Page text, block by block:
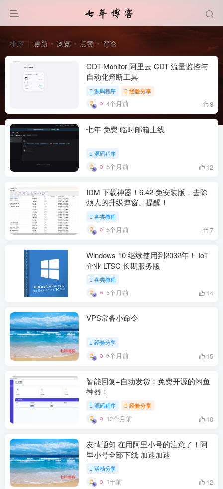
排序 更新 浏览 点赞 评论
CDT-Monitor 阿里云 CDT 流量监控与
自动化熔断工具
源码程序 经验分享
4个月前 8
七年 免费 临时邮箱上线
源码程序
5个月前 12
IDM 下载神器！6.42 免安装版，去除
烦人的升级弹窗、提醒！
各类教程
5个月前 7
Windows 10 继续使用到2032年！ IoT
企业 LTSC 长期服务版
各类教程
5个月前 14
VPS常备小命令
经验分享
6个月前 15
智能回复+自动发货：免费开源的闲鱼
神器！
源码程序 经验分享
12个月前 10
友情通知 在用阿里小号的注意了！阿
里小号全部下线 加速加速
活动分享
1年前 12